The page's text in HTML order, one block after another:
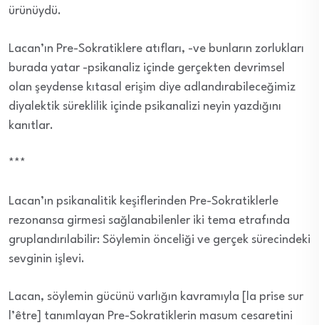
ürünüydü.
Lacan’ın Pre-Sokratiklere atıfları, -ve bunların zorlukları
burada yatar -psikanaliz içinde gerçekten devrimsel
olan şeydense kıtasal erişim diye adlandırabileceğimiz
diyalektik süreklilik içinde psikanalizi neyin yazdığını
kanıtlar.
***
Lacan’ın psikanalitik keşiflerinden Pre-Sokratiklerle
rezonansa girmesi sağlanabilenler iki tema etrafında
gruplandırılabilir: Söylemin önceliği ve gerçek sürecindeki
sevginin işlevi.
Lacan, söylemin gücünü varlığın kavramıyla [la prise sur
l’être] tanımlayan Pre-Sokratiklerin masum cesaretini